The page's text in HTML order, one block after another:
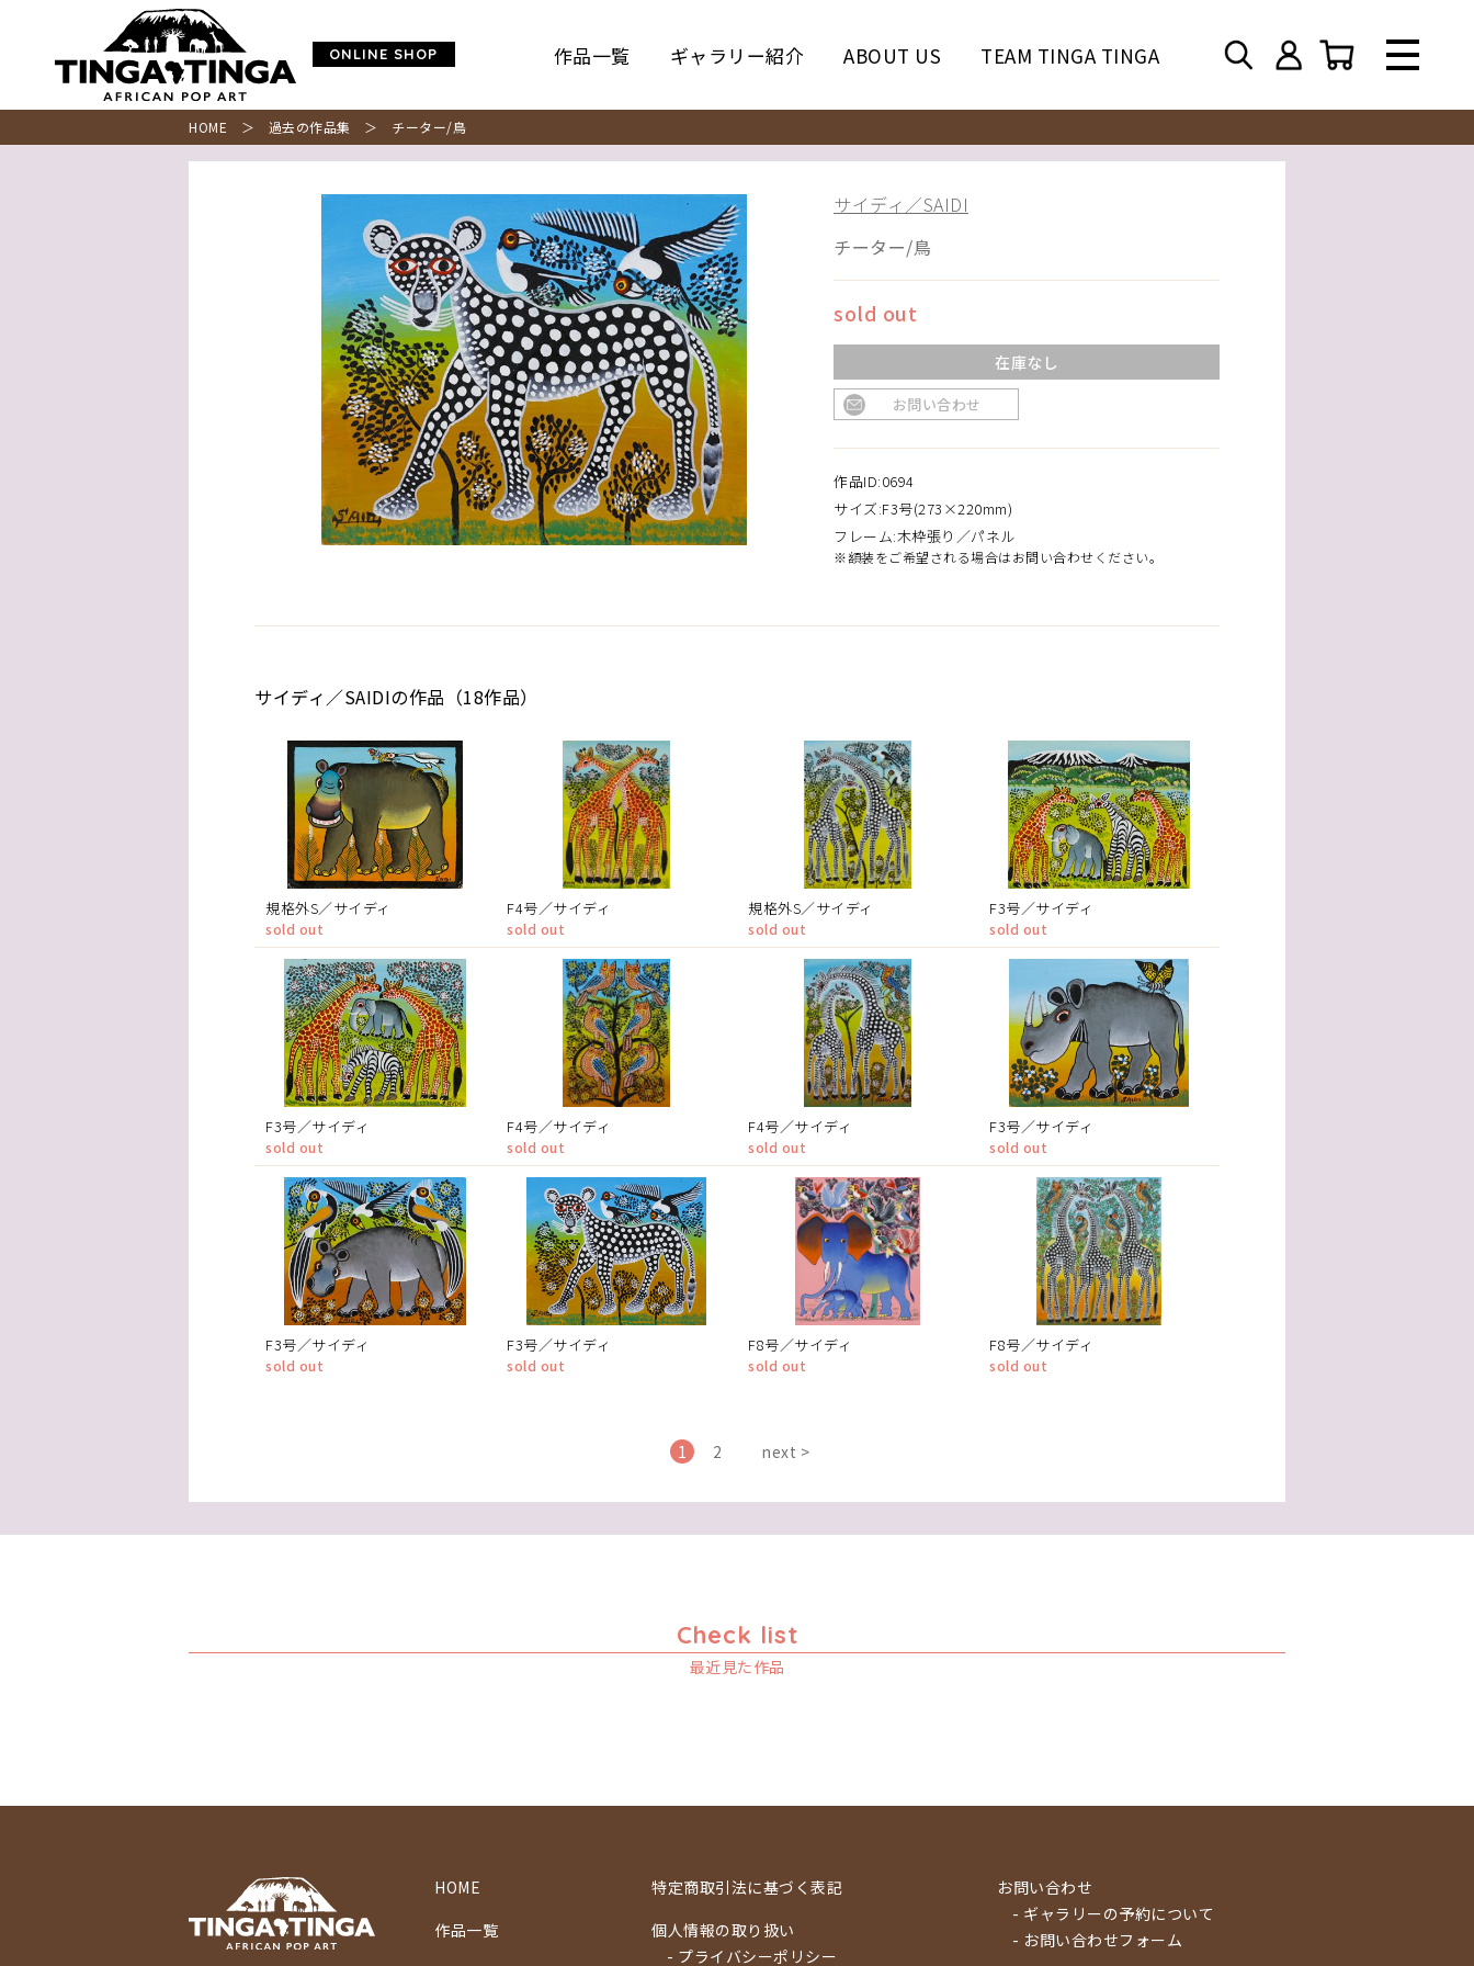
ONLINE SHOP 作品一覧 ギャラリー紹介 ABOUT US TEAM TINGA TINGA
HOME ＞ 過去の作品集 ＞ チーター/鳥
サイディ／SAIDI
チーター/鳥
sold out
在庫なし
お問い合わせ
作品ID:0694
サイズ:F3号(273×220mm)
フレーム:木枠張り／パネル
※額装をご希望される場合はお問い合わせください。
サイディ／SAIDIの作品（18作品）
規格外S／サイディ
sold out
F4号／サイディ
sold out
規格外S／サイディ
sold out
F3号／サイディ
sold out
F3号／サイディ
sold out
F4号／サイディ
sold out
F4号／サイディ
sold out
F3号／サイディ
sold out
F3号／サイディ
sold out
F3号／サイディ
sold out
F8号／サイディ
sold out
F8号／サイディ
sold out
1 2 next >
Check list
最近見た作品
HOME
作品一覧
特定商取引法に基づく表記
個人情報の取り扱い
- プライバシーポリシー
お問い合わせ
- ギャラリーの予約について
- お問い合わせフォーム